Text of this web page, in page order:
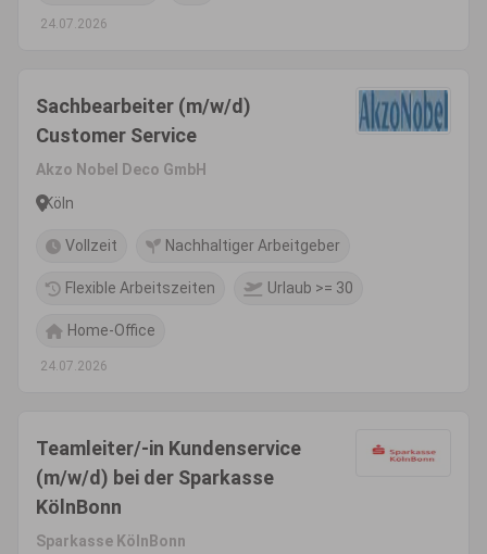
24.07.2026
Sachbearbeiter (m/w/d)
Customer Service
Akzo Nobel Deco GmbH
Köln
Vollzeit Nachhaltiger Arbeitgeber
Flexible Arbeitszeiten Urlaub >= 30
Home-Office
24.07.2026
Teamleiter/-in Kundenservice
(m/w/d) bei der Sparkasse
KölnBonn
Sparkasse KölnBonn